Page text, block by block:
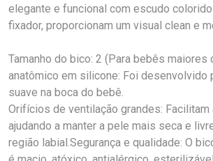
elegante e funcional com escudo
fixador, proporcionam um visual clean e
Tamanho do bico: 2 (Para bebês
anatômico em silicone: Foi desenvolvido
suave na boca do bebê.
Orifícios de ventilação grandes: Facilitam
ajudando a manter a pele mais seca e
região labial.Segurança e qualidade: O